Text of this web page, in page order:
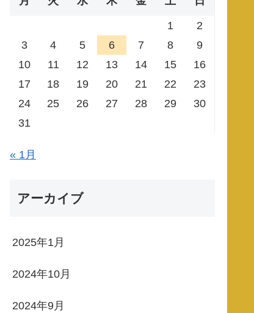
1
2
3
4 5 6 7 8
9
10
11 12 13 14 15
16
17
18 19 20 21 22
23
24
25 26 27 28 29
30
31
« 1月
アーカイブ
2025年1月
2024年10月
2024年9月